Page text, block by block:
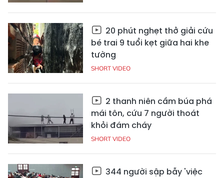
20 phút nghẹt thở giải cứu
bé trai 9 tuổi kẹt giữa hai khe
tường
SHORT VIDEO
2 thanh niên cầm búa phá
mái tôn, cứu 7 người thoát
khỏi đám cháy
SHORT VIDEO
344 người sập bẫy 'việc